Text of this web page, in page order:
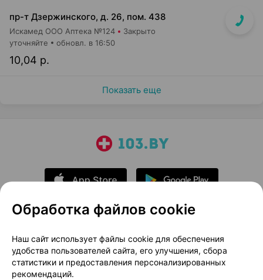
пр-т Дзержинского, д. 26, пом. 438
Искамед ООО Аптека №124 Закрыто
10,04 р.
уточняйте обновл. в 16:50
Показать еще
О проекте
Новости проекта
Размещение рекламы
Медицинский маркетинг
Публичный договор
Доставка
Обработка файлов cookie
Наш сайт использует файлы cookie для обеспечения
удобства пользователей сайта, его улучшения, сбора
статистики и предоставления персонализированных
рекомендаций.